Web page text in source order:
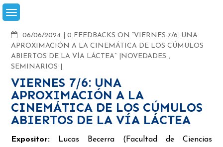
Skip
to
06/06/2024
COMMENTS
0 FEEDBACKS ON “VIERNES 7/6: UNA
APROXIMACIÓN A LA CINEMÁTICA DE LOS CÚMULOS
ABIERTOS DE LA VÍA LÁCTEA”
NOVEDADES ,
SEMINARIOS
VIERNES 7/6: UNA
APROXIMACIÓN A LA
CINEMÁTICA DE LOS CÚMULOS
ABIERTOS DE LA VÍA LÁCTEA
Expositor: Lucas Becerra (Facultad de Ciencias